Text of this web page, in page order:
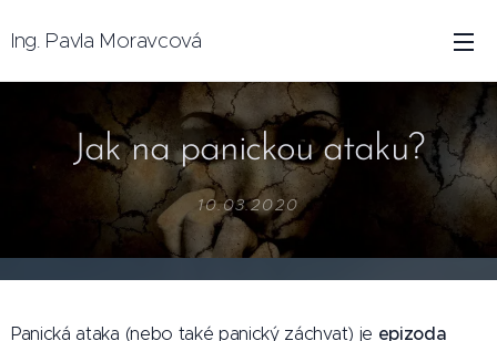
Ing. Pavla Moravcová
Jak na panickou ataku?
10.03.2020
Panická ataka (nebo také panický záchvat) je epizoda